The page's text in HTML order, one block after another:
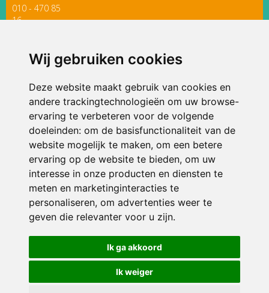
Wij gebruiken cookies
Deze website maakt gebruik van cookies en
andere trackingtechnologieën om uw browse-
ervaring te verbeteren voor de volgende
doeleinden: om de basisfunctionaliteit van de
website mogelijk te maken, om een betere
ervaring op de website te bieden, om uw
interesse in onze producten en diensten te
meten en marketinginteracties te
personaliseren, om advertenties weer te
geven die relevanter voor u zijn.
Ik ga akkoord
Ik weiger
010 - 470 85
16
ONDERDEEL VAN
© 2026 Avonturijn | Alle rechten voorbehouden
Privacy policy|Disclaimer| Klachtenregeling|RSIN en Anbi
voorkeuren
Crealisatie The MindOffice